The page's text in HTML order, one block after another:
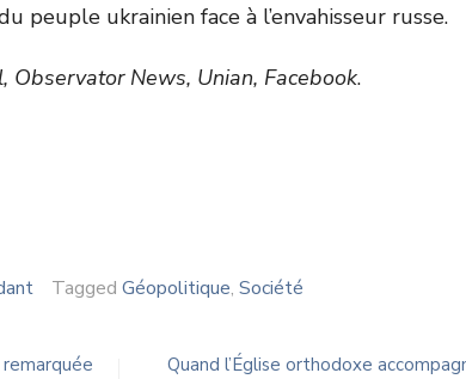
peuple ukrainien face à l’envahisseur russe.
Observator News, Unian, Facebook.
Tagged Géopolitique, Société
Quand l’Église orthodoxe